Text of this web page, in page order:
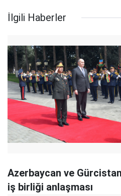
İlgili Haberler
Azerbaycan ve
iş birliği anlaşması